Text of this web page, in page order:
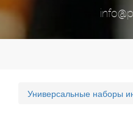
Универсальные наборы